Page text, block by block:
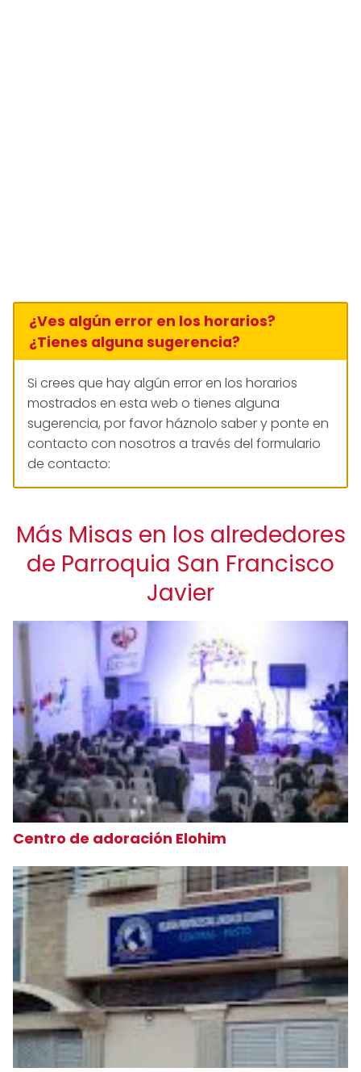
¿Ves algún error en los horarios?
¿Tienes alguna sugerencia?
Si crees que hay algún error en los horarios
mostrados en esta web o tienes alguna
sugerencia, por favor háznolo saber y ponte en
contacto con nosotros a través del formulario
de contacto:
Más Misas en los alrededores
de Parroquia San Francisco
Javier
Centro de adoración Elohim